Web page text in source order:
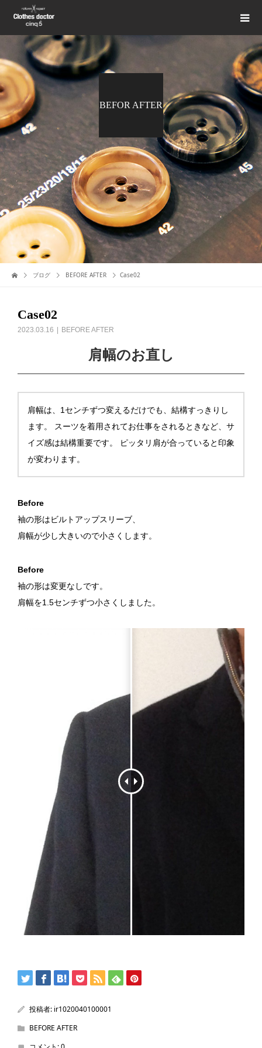
BEFOR AFTER
ブログ BEFORE AFTER Case02
Case02
2023.03.16 BEFORE AFTER
肩幅のお直し
肩幅は、1センチずつ変えるだけでも、結構すっきりし
ます。 スーツを着用されてお仕事をされるときなど、サ
イズ感は結構重要です。 ピッタリ肩が合っていると印象
が変わります。
Before
袖の形はビルトアップスリーブ、
肩幅が少し大きいので小さくします。
Before
袖の形は変更なしです。
肩幅を1.5センチずつ小さくしました。
投稿者: ir1020040100001
BEFORE AFTER